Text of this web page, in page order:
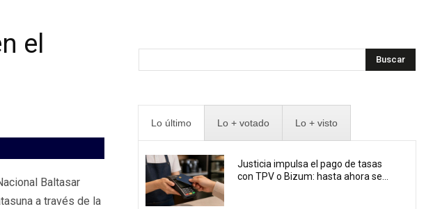
el
Baltasar
a través de la
Buscar
Lo último Lo + votado Lo + visto
Justicia impulsa el pago de tasas
con TPV o Bizum: hasta ahora se...